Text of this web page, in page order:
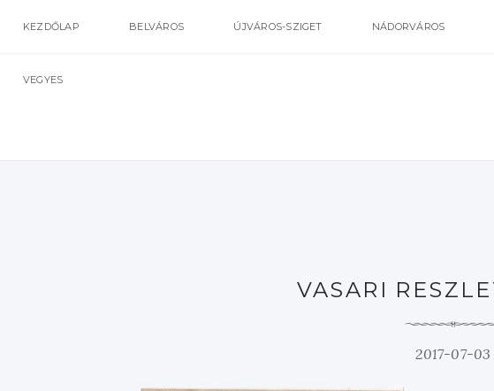
KEZDŐLAP BELVÁROS ÚJVÁROS-SZIGET NÁDORVÁROS
VEGYES
VASARI
2017-07-03